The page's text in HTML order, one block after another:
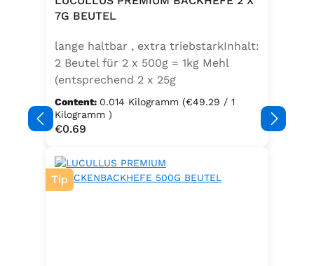
Speisefettsäuren, Folsäure,
Sellerie enthalten.
7G BEUTEL
lange haltbar , extra triebstarkInhalt:
2 Beutel für 2 x 500g = 1kg Mehl
(entsprechend 2 x 25g
Frischhefe)Zutaten: Trockenbackhefe
, Emulgator E491 (Unter
Schutzatmosphäre verpackt)
Content: 0.014 Kilogramm (€49.29 / 1
Kilogramm )
Regular price:
€0.69
Tip